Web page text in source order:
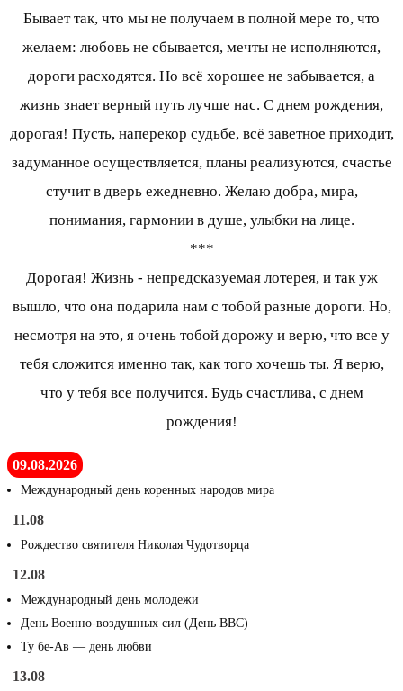
Бывает так, что мы не получаем в полной мере то, что
желаем: любовь не сбывается, мечты не исполняются,
дороги расходятся. Но всё хорошее не забывается, а
жизнь знает верный путь лучше нас. С днем рождения,
дорогая! Пусть, наперекор судьбе, всё заветное приходит,
задуманное осуществляется, планы реализуются, счастье
стучит в дверь ежедневно. Желаю добра, мира,
понимания, гармонии в душе, улыбки на лице.
***
Дорогая! Жизнь - непредсказуемая лотерея, и так уж
вышло, что она подарила нам с тобой разные дороги. Но,
несмотря на это, я очень тобой дорожу и верю, что все у
тебя сложится именно так, как того хочешь ты. Я верю,
что у тебя все получится. Будь счастлива, с днем
рождения!
09.08.2026
Международный день коренных народов мира
11.08
Рождество святителя Николая Чудотворца
12.08
Международный день молодежи
День Военно-воздушных сил (День ВВС)
Ту бе-Ав — день любви
13.08